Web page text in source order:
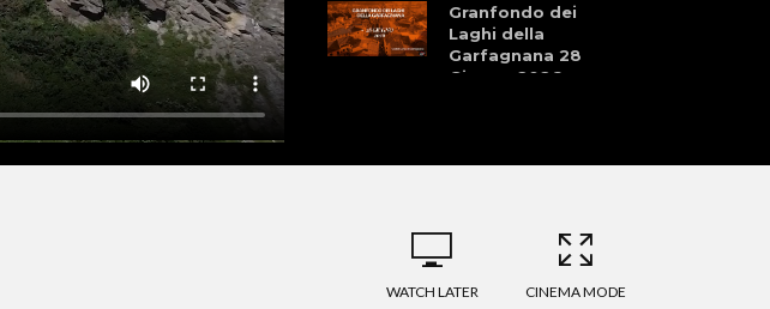
Granfondo dei
Laghi della
Garfagnana 28
Giugno 2026
Cultura, Sport, e
Storie che
Profumano di Sport
WATCH LATER CINEMA MODE